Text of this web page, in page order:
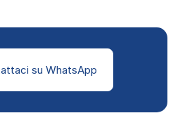
su WhatsApp